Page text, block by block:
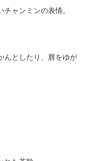
ャンミンの表情。
んとしたり、唇をゆが